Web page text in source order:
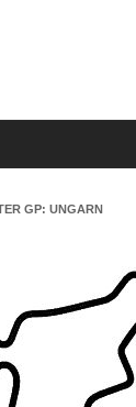
GP: UNGARN